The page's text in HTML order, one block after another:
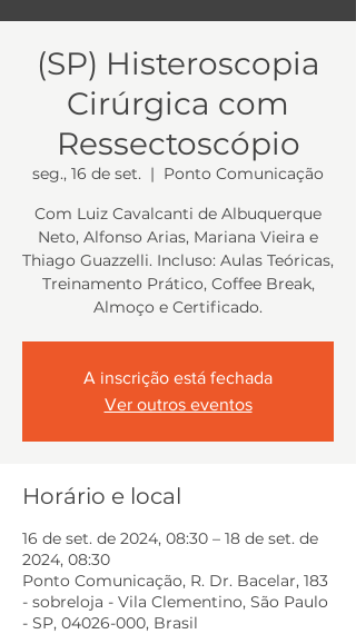
(SP) Histeroscopia
Cirúrgica com
Ressectoscópio
seg., 16 de set.
  |
Ponto Comunicação
Com Luiz Cavalcanti de Albuquerque
Neto, Alfonso Arias, Mariana Vieira e
Thiago Guazzelli. Incluso: Aulas Teóricas,
Treinamento Prático, Coffee Break,
Almoço e Certificado.
A inscrição está fechada
Ver outros eventos
Horário e local
16 de set. de 2024, 08:30 – 18 de set. de
2024, 08:30
Ponto Comunicação, R. Dr. Bacelar, 183
- sobreloja - Vila Clementino, São Paulo
- SP, 04026-000, Brasil